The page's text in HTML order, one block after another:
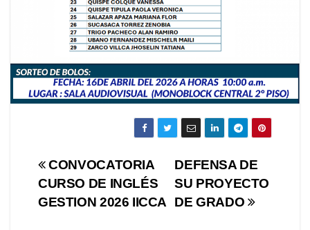
Navegación
de
DEFENSA DE
SU PROYECTO
DE GRADO
CONVOCATORIA
CURSO DE INGLÉS
GESTION 2026 IICCA